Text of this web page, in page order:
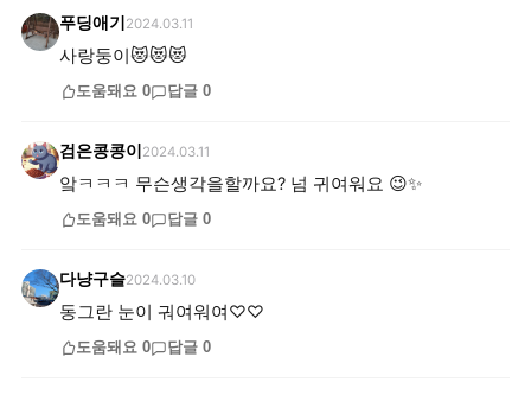
푸딩애기 2024.03.11
사랑둥이😻😻😻
도움돼요 0 답글 0
검은콩콩이 2024.03.11
앜ㅋㅋㅋ 무슨생각을할까요? 넘 귀여워요 😉✨
도움돼요 0 답글 0
다냥구슬2024.03.10
동그란 눈이 궈여워여♡♡
도움돼요 0 답글 0